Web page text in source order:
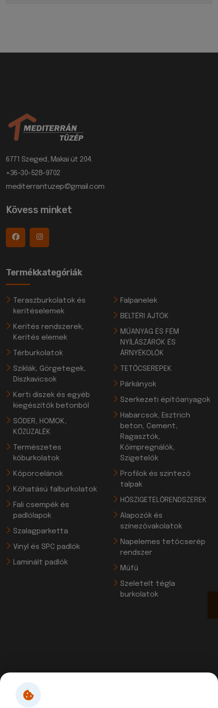
6771 Szeged, Makai út 204.
+36-30-528-9702
mediterrantuzep@gmail.com
Kövess minket
Termékkategóriák
Teraszburkolatok és
kerítéselemek
Kerítés rendszerek,
Kerítés elemek
Térburkolatok
Sziklák, Görgetegek,
Díszkavicsok
Kerti díszek és egyéb
kiegészítők betonból
SÓDER, HOMOK,
KŐZÚZALÉK
Természetes
kőburkolatok
Kőporcelánok
Kőhatású falburkolatok
Fali csempék és
padlólapok
Szalagparketta
Vinyl és SPC padlók
Laminált padlók
Falpanelek
BELTÉRI AJTÓK
MŰANYAG ÉS FÉM
NYÍLÁSZÁRÓK ÉS
ÁRNYÉKOLÓK
TETŐCSEREPEK
Párkányok
Szerkezeti építőanyagok
Habarcsok, Esztrich
beton, Cement,
Ragasztók,
Kőimpregnálók,
Szigetelők
Profilok és szintező
talpak
HŐSZIGETELŐRENDSZEREK
Alapozók és
színezővakolatok
Napelemes tetőcserép
rendszer
Műfű
Szeletelt tégla
burkolatok